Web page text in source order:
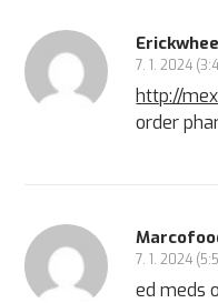
7. 1. 2024
http://
order
7. 1. 2024
ed meds